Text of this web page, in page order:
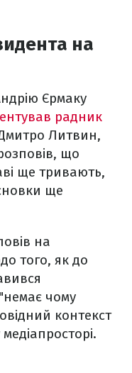
на
Єрмаку
радник
Литвин,
що
ще тривають,
ще
на
того, як до
чому
контекст